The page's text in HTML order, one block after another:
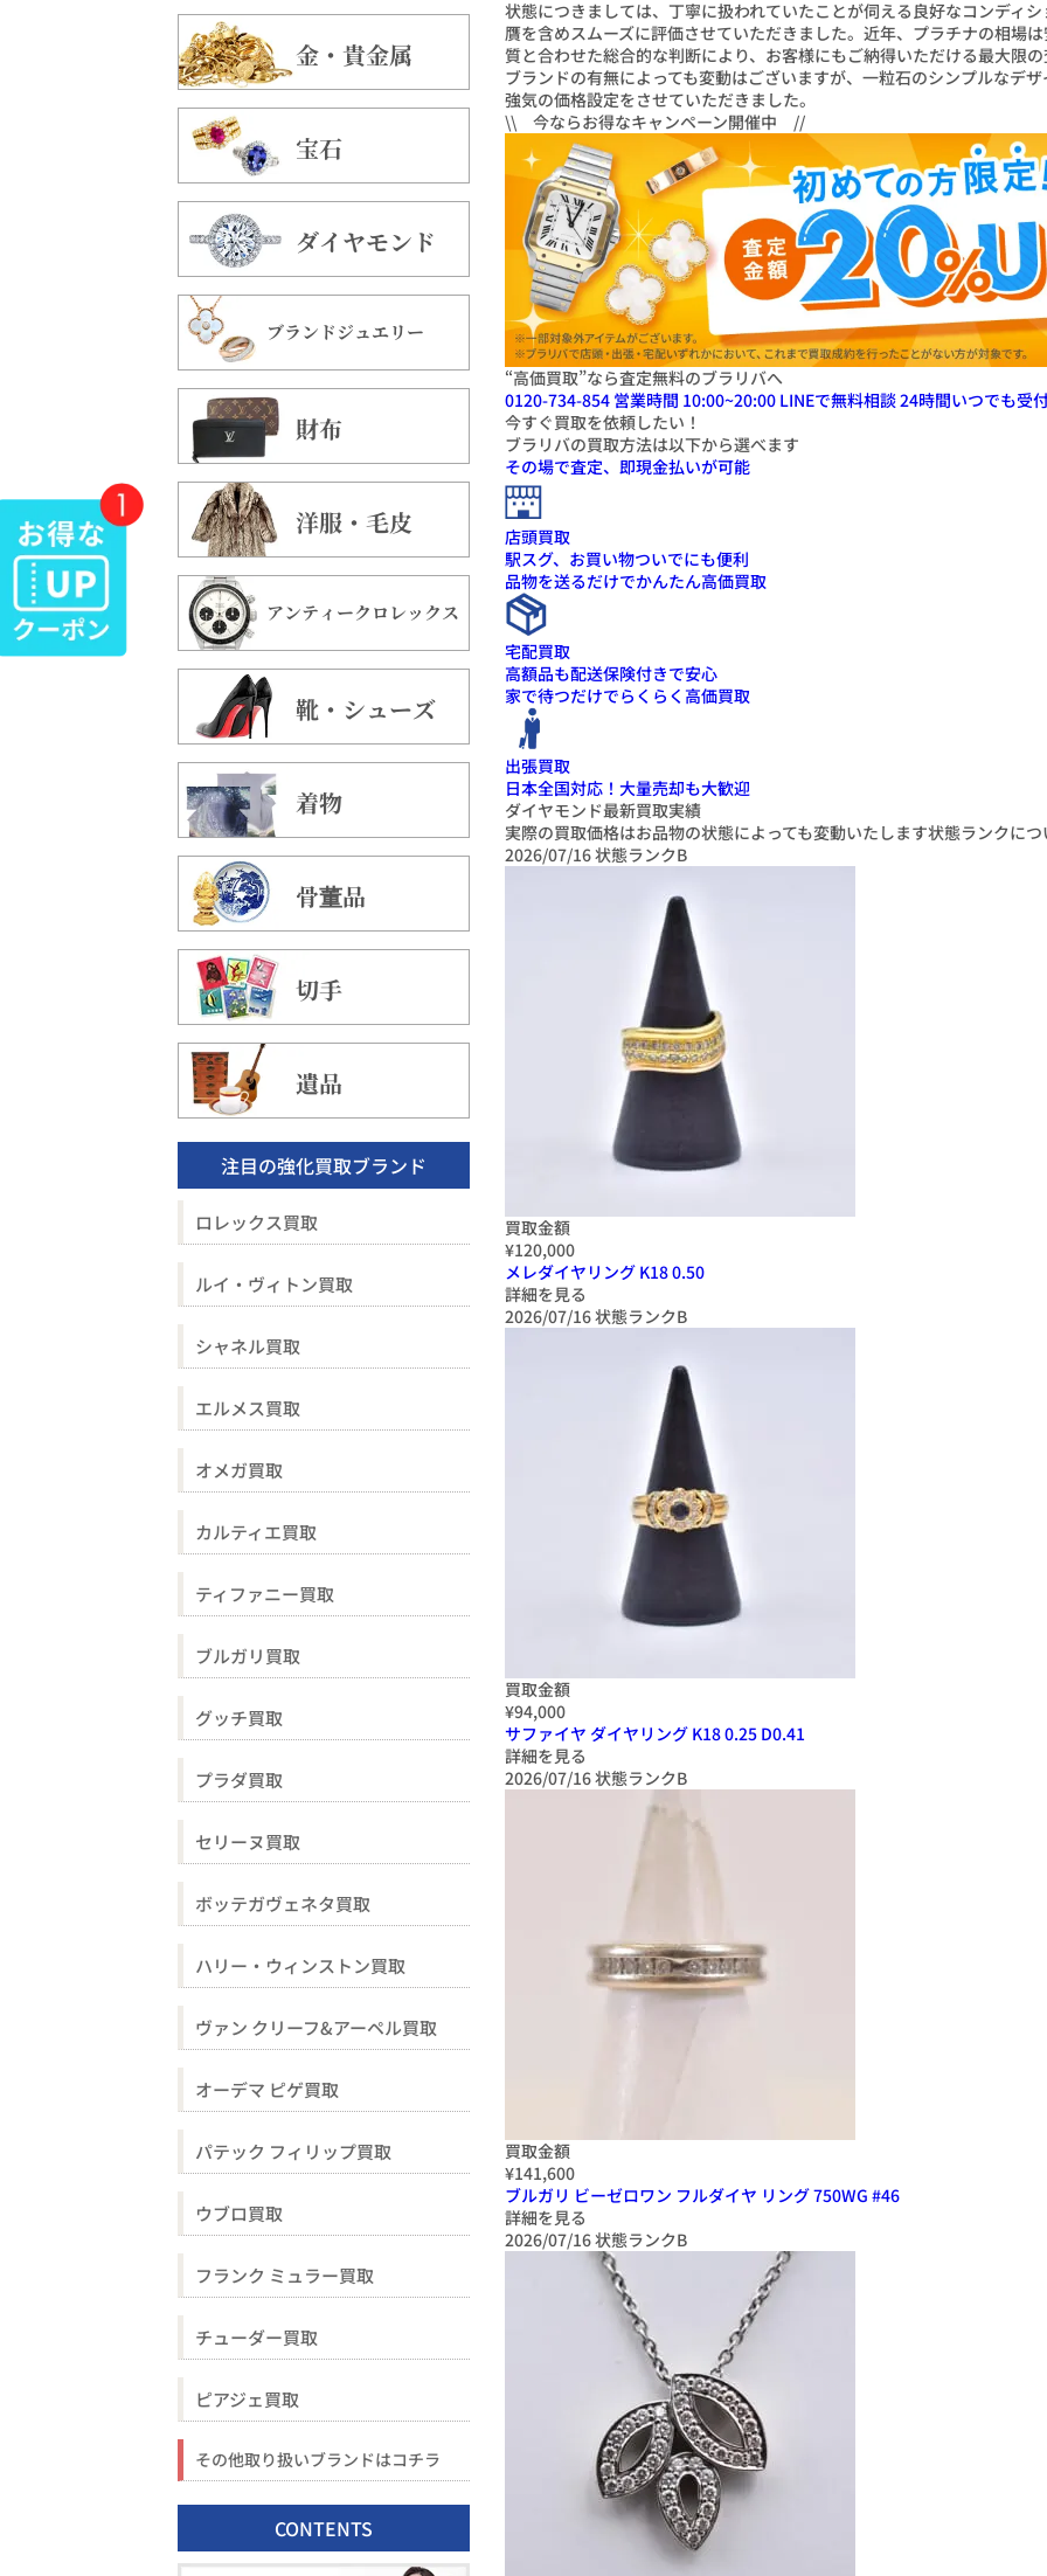
金・貴金属
宝石
ダイヤモンド
ブランドジュエリー
財布
洋服・毛皮
アンティークロレックス
靴・シューズ
着物
骨董品
切手
遺品
注目の強化買取ブランド
ロレックス買取
ルイ・ヴィトン買取
シャネル買取
エルメス買取
オメガ買取
カルティエ買取
ティファニー買取
ブルガリ買取
グッチ買取
プラダ買取
セリーヌ買取
ボッテガヴェネタ買取
ハリー・ウィンストン買取
ヴァン クリーフ&アーペル買取
オーデマ ピゲ買取
パテック フィリップ買取
ウブロ買取
フランク ミュラー買取
チューダー買取
ピアジェ買取
その他取り扱いブランドはコチラ
CONTENTS
状態につきましては、丁寧に扱われていたことが伺える良好なコンディ
贋を含めスムーズに評価させていただきました。近年、プラチナの相場
質と合わせた総合的な判断により、お客様にもご納得いただける最大限
ブランドの有無によっても変動はございますが、一粒石のシンプルなデ
強気の価格設定をさせていただきました。
\\ 今ならお得なキャンペーン開催中 //
“高価買取”なら査定無料のブラリバへ
0120-734-854 営業時間 10:00~20:00 LINEで無料相談24時間いつでも受
今すぐ買取を依頼したい！
ブラリバの買取方法は以下から選べます
その場で査定、即現金払いが可能
店頭買取
駅スグ、お買い物ついでにも便利
品物を送るだけでかんたん高価買取
宅配買取
高額品も配送保険付きで安心
家で待つだけでらくらく高価買取
出張買取
日本全国対応！大量売却も大歓迎
ダイヤモンド最新買取実績
実際の買取価格はお品物の状態によっても変動いたします状態ランクにつ
2026/07/16状態ランクB
買取金額
¥120,000
メレダイヤリング K18 0.50
詳細を見る
2026/07/16状態ランクB
買取金額
¥94,000
サファイヤ ダイヤリング K18 0.25 D0.41
詳細を見る
2026/07/16状態ランクB
買取金額
¥141,600
ブルガリ ビーゼロワン フルダイヤ リング 750WG #46
詳細を見る
2026/07/16状態ランクB